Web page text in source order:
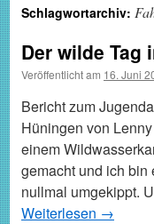
Schlagwortarchiv:
Der wilde Tag
Veröffentlicht am 16. Juni
Bericht zum
Hüningen von
einem
gemacht und ich bin
nullmal umgekippt.
Weiterlesen →